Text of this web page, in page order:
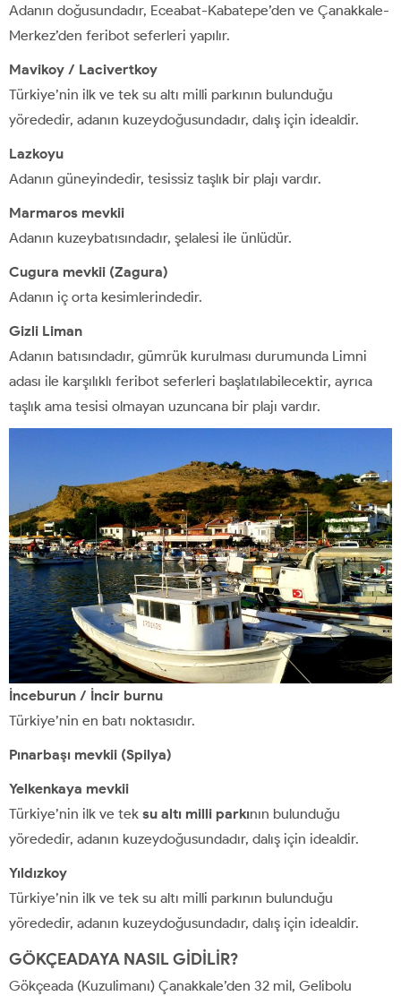
Adanın doğusundadır, Eceabat-Kabatepe’den ve Çanakkale-
Merkez’den feribot seferleri yapılır.
Mavikoy / Lacivertkoy
Türkiye’nin ilk ve tek su altı milli parkının bulunduğu
yörededir, adanın kuzeydoğusundadır, dalış için idealdir.
Lazkoyu
Adanın güneyindedir, tesissiz taşlık bir plajı vardır.
Marmaros mevkii
Adanın kuzeybatısındadır, şelalesi ile ünlüdür.
Cugura mevkii (Zagura)
Adanın iç orta kesimlerindedir.
Gizli Liman
Adanın batısındadır, gümrük kurulması durumunda Limni
adası ile karşılıklı feribot seferleri başlatılabilecektir, ayrıca
taşlık ama tesisi olmayan uzuncana bir plajı vardır.
İnceburun / İncir burnu
Türkiye’nin en batı noktasıdır.
Pınarbaşı mevkii (Spilya)
Yelkenkaya mevkii
Türkiye’nin ilk ve tek su altı milli parkının bulunduğu
yörededir, adanın kuzeydoğusundadır, dalış için idealdir.
Yıldızkoy
Türkiye’nin ilk ve tek su altı milli parkının bulunduğu
yörededir, adanın kuzeydoğusundadır, dalış için idealdir.
GÖKÇEADAYA NASIL GİDİLİR?
Gökçeada (Kuzulimanı) Çanakkale’den 32 mil, Gelibolu